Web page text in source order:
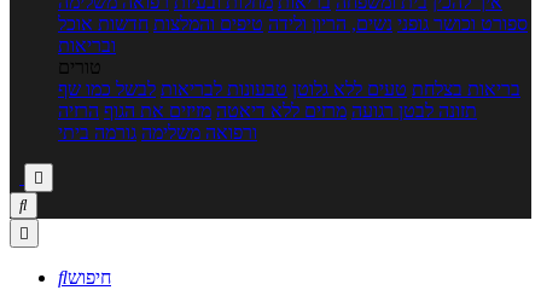
ספורט וכושר גופני נשים, הריון ולידה טיפים והמלצות חדשות אוכל
ובריאות
טורים
בריאות בצלחת טעים ללא גלוטן טבעונות לבריאות לבשל כמו שף
תזונה לבטן רגועה מרזים ללא דיאטה מזיזים את הגוף הרזיה
ורפואה משלימה גורמה ביתי



חיפוש